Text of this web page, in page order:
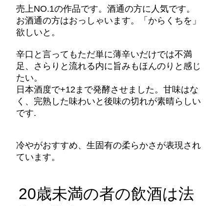
売上NO.1の作品です。酒通の方に人気です。
お酒通の方はおっしゃいます。「からくちを」
欲しいと。
辛口と言ってもただ単に薄辛いだけでは不満
足、さらりと流れる内に旨みもほんのりと感じ
たい。
日本酒度で+12まで発酵させました。甘味はな
く、完熟した味わいと後味の切れが素晴らしい
です.
冷やがおすすめ、生固有の柔らかさが表現され
ています。
20歳未満の者の飲酒は法